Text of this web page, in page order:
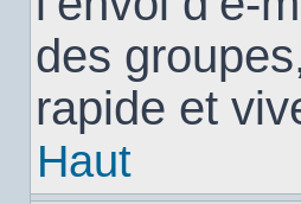
des
rapide et
Haut